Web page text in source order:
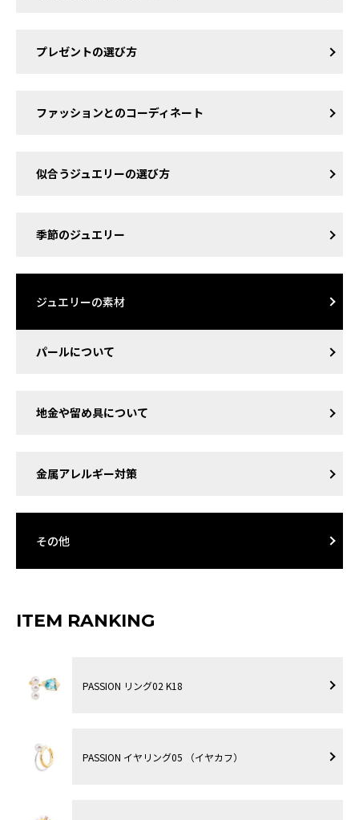
プレゼントの選び方
ファッションとのコーディネート
似合うジュエリーの選び方
季節のジュエリー
ジュエリーの素材
パールについて
地金や留め具について
金属アレルギー対策
その他
ITEM RANKING
PASSION リング02 K18
PASSION イヤリング05 （イヤカフ）